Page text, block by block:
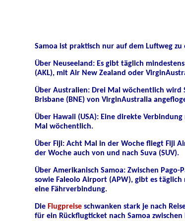
Samoa ist praktisch nur auf dem Luftweg zu
Über Neuseeland: Es gibt täglich
(AKL), mit Air New Zealand oder
Über Australien: Drei Mal wöchentlich wird
Brisbane (BNE) von VirginAustralia
Über Hawaii (USA): Eine direkte
Mal wöchentlich.
Über Fiji: Acht Mal in der Woche fliegt Fiji
der Woche auch von und nach Suva (SUV).
Über Amerikanisch Samoa: Zwischen Pago-
sowie Faleolo Airport (APW), gibt es täglich
eine Fährverbindung.
Die Flugpreise schwanken stark je nach
für ein Rückflugticket nach Samoa zwischen